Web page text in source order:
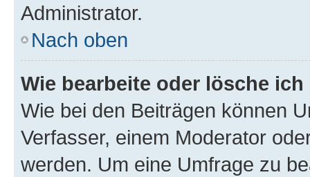
Administrator.
Nach oben
Wie bearbeite oder lösche
Wie bei den Beiträgen können
Verfasser, einem Moderator
werden. Um eine Umfrage zu